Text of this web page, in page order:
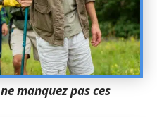
manquez pas ces